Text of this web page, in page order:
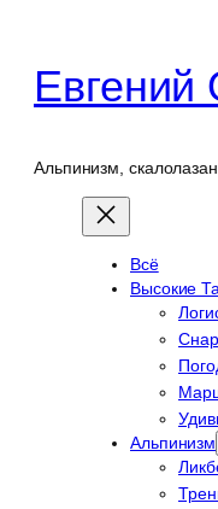
содержимому
Евгений
Альпинизм,
Всё
Высокие
Альпинизм